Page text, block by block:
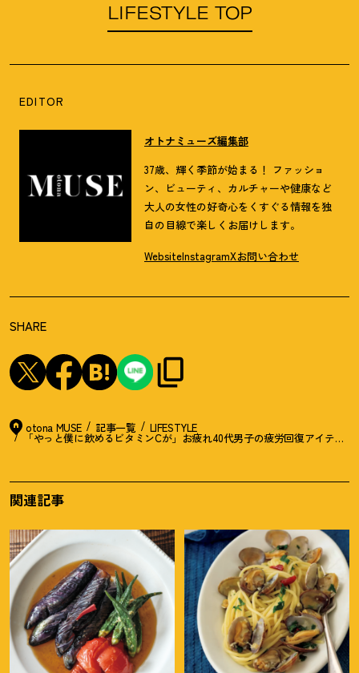
LIFESTYLE TOP
EDITOR
オトナミューズ編集部
37歳、輝く季節が始まる！ ファッショ
ン、ビューティ、カルチャーや健康など
大人の女性の好奇心をくすぐる情報を独
自の目線で楽しくお届けします。
WebsiteInstagramXお問い合わせ
SHARE
otona MUSE 記事一覧 LIFESTYLE
「やっと僕に飲めるビタミンCが」お疲れ40代男子の疲労回復アイテム3
関連記事